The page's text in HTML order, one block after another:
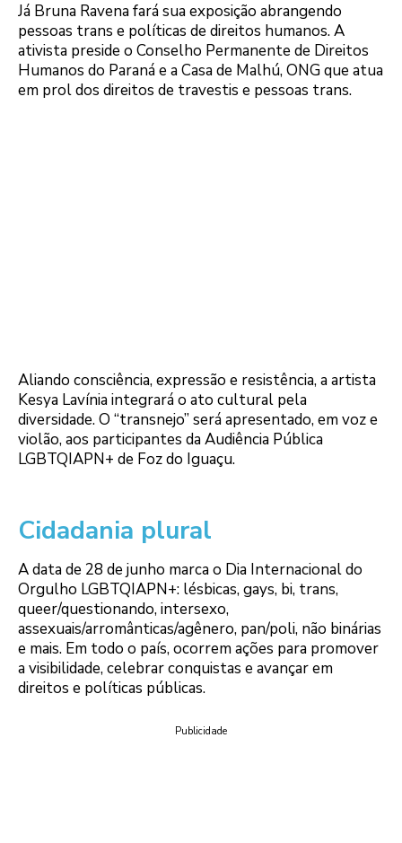
Já Bruna Ravena fará sua exposição abrangendo
pessoas trans e políticas de direitos humanos. A
ativista preside o Conselho Permanente de Direitos
Humanos do Paraná e a Casa de Malhú, ONG que atua
em prol dos direitos de travestis e pessoas trans.
Aliando consciência, expressão e resistência, a artista
Kesya Lavínia integrará o ato cultural pela
diversidade. O “transnejo” será apresentado, em voz e
violão, aos participantes da Audiência Pública
LGBTQIAPN+ de Foz do Iguaçu.
Cidadania plural
A data de 28 de junho marca o Dia Internacional do
Orgulho LGBTQIAPN+: lésbicas, gays, bi, trans,
queer/questionando, intersexo,
assexuais/arromânticas/agênero, pan/poli, não binárias
e mais. Em todo o país, ocorrem ações para promover
a visibilidade, celebrar conquistas e avançar em
direitos e políticas públicas.
Publicidade